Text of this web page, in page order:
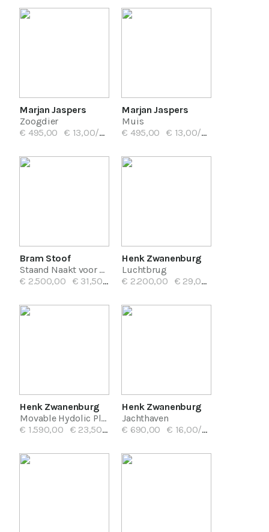
Marjan Jaspers
Zoogdier
€ 495,00
€ 13,00/mnd
Marjan Jaspers
Muis
€ 495,00
€ 13,00/mnd
Bram Stoof
Staand Naakt voor Spiegel
€ 2.500,00
€ 31,50/mnd
Henk Zwanenburg
Luchtbrug
€ 2.200,00
€ 29,00/mnd
Henk Zwanenburg
Movable Hydolic Plant
€ 1.590,00
€ 23,50/mnd
Henk Zwanenburg
Jachthaven
€ 690,00
€ 16,00/mnd